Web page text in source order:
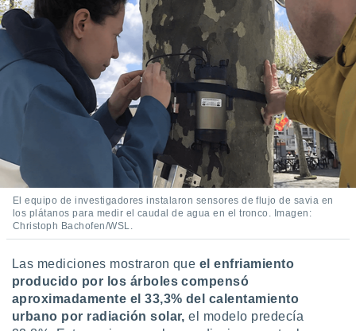
El equipo de investigadores instalaron sensores de flujo de savia en
los plátanos para medir el caudal de agua en el tronco. Imagen:
Christoph Bachofen/WSL.
Las mediciones mostraron que el enfriamiento
producido por los árboles compensó
aproximadamente el 33,3% del calentamiento
urbano por radiación solar, el modelo predecía